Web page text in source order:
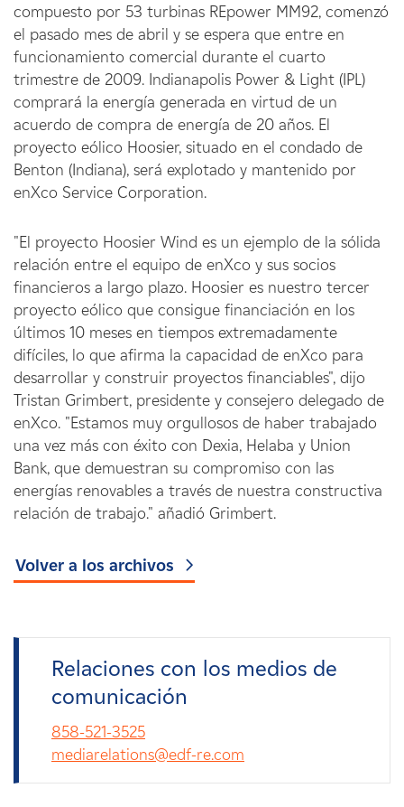
compuesto por 53 turbinas REpower MM92, comenzó
el pasado mes de abril y se espera que entre en
funcionamiento comercial durante el cuarto
trimestre de 2009. Indianapolis Power & Light (IPL)
comprará la energía generada en virtud de un
acuerdo de compra de energía de 20 años. El
proyecto eólico Hoosier, situado en el condado de
Benton (Indiana), será explotado y mantenido por
enXco Service Corporation.
"El proyecto Hoosier Wind es un ejemplo de la sólida
relación entre el equipo de enXco y sus socios
financieros a largo plazo. Hoosier es nuestro tercer
proyecto eólico que consigue financiación en los
últimos 10 meses en tiempos extremadamente
difíciles, lo que afirma la capacidad de enXco para
desarrollar y construir proyectos financiables", dijo
Tristan Grimbert, presidente y consejero delegado de
enXco. "Estamos muy orgullosos de haber trabajado
una vez más con éxito con Dexia, Helaba y Union
Bank, que demuestran su compromiso con las
energías renovables a través de nuestra constructiva
relación de trabajo." añadió Grimbert.
Volver a los archivos
Relaciones con los medios de
comunicación
858-521-3525
mediarelations@edf-re.com